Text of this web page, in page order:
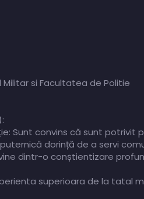
Militar si Facultatea de Politie
Sunt convins că sunt potrivit
dorință de a servi
dintr-o conștientizare
superioara de la tatal